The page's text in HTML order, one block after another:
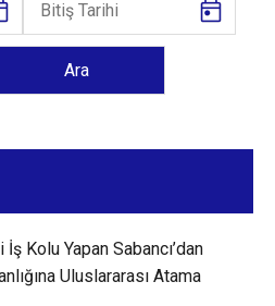
Kolu Yapan Sabancı’dan
Uluslararası Atama